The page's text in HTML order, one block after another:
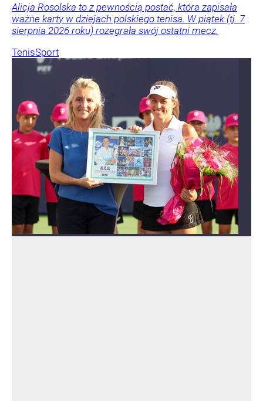
Alicja Rosolska to z pewnością postać, która zapisała
ważne karty w dziejach polskiego tenisa. W piątek (tj. 7
sierpnia 2026 roku) rozegrała swój ostatni mecz.
TenisSport